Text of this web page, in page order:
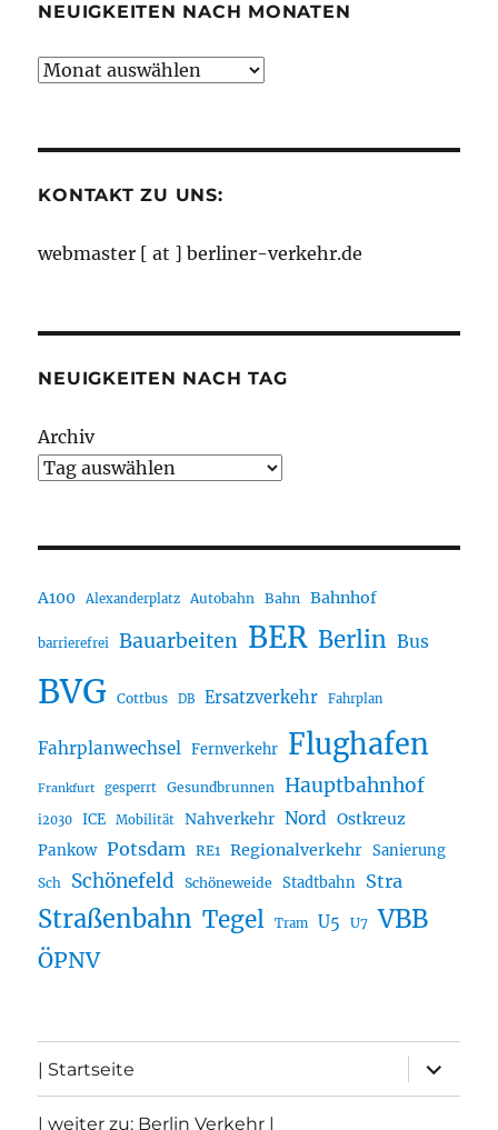
NEUIGKEITEN NACH MONATEN
Neuigkeiten
KONTAKT ZU UNS:
webmaster [ at ] berliner-verkehr.de
NEUIGKEITEN NACH TAG
Archiv
A100 Alexanderplatz Autobahn Bahn Bahnhof
barrierefrei Bauarbeiten BER Berlin Bus
BVG Cottbus DB Ersatzverkehr Fahrplan
Fahrplanwechsel Fernverkehr Flughafen
Frankfurt gesperrt Gesundbrunnen Hauptbahnhof
i2030 ICE Mobilität Nahverkehr Nord Ostkreuz
Pankow Potsdam RE1 Regionalverkehr Sanierung
Sch Schönefeld Schöneweide Stadtbahn Stra
Straßenbahn Tegel Tram U5 U7 VBB
ÖPNV
| Startseite
öffnen
| weiter zu: Berlin Verkehr |